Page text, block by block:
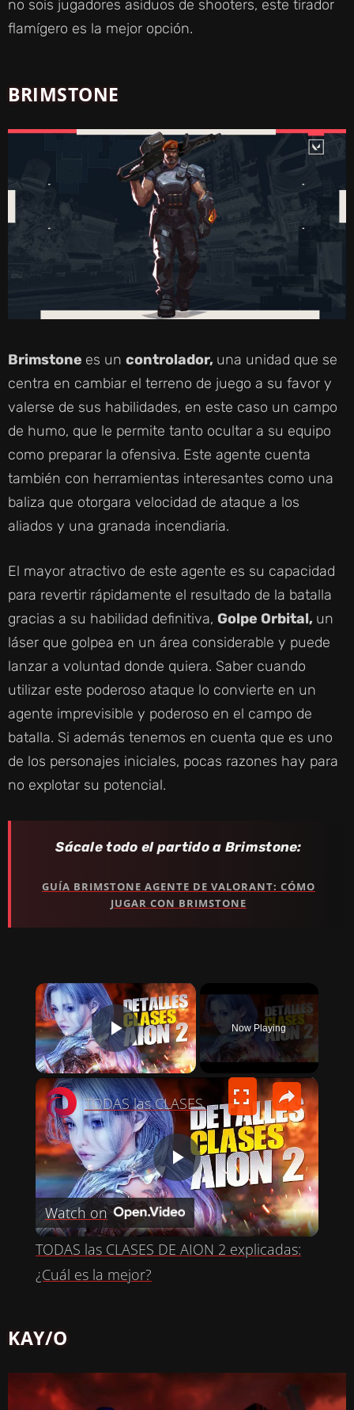
no sois jugadores asiduos de shooters, este tirador
flamígero es la mejor opción.
BRIMSTONE
Brimstone es un controlador, una unidad que se
centra en cambiar el terreno de juego a su favor y
valerse de sus habilidades, en este caso un campo
de humo, que le permite tanto ocultar a su equipo
como preparar la ofensiva. Este agente cuenta
también con herramientas interesantes como una
baliza que otorgara velocidad de ataque a los
aliados y una granada incendiaria.
El mayor atractivo de este agente es su capacidad
para revertir rápidamente el resultado de la batalla
gracias a su habilidad definitiva, Golpe Orbital, un
láser que golpea en un área considerable y puede
lanzar a voluntad donde quiera. Saber cuando
utilizar este poderoso ataque lo convierte en un
agente imprevisible y poderoso en el campo de
batalla. Si además tenemos en cuenta que es uno
de los personajes iniciales, pocas razones hay para
no explotar su potencial.
Sácale todo el partido a Brimstone:
GUÍA BRIMSTONE AGENTE DE VALORANT: CÓMO
JUGAR CON BRIMSTONE
×
PLAY VIDEO
Now Playing
×
P
L
V
TODAS las CLASES DE AION 2 explicadas: ¿Cuál es la mejor?
Watch on
TODAS las CLASES DE AION 2 explicadas:
¿Cuál es la mejor?
KAY/O